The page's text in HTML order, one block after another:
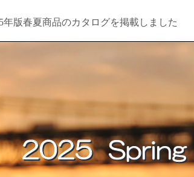
年版春夏商品のカタログを掲載しました